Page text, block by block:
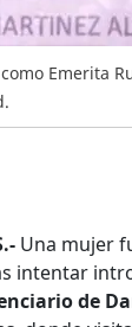
Emerita
Una mujer
intentar
de